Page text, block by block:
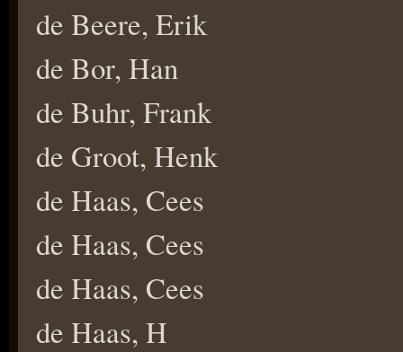
de Beere, Erik
de Bor, Han
de Buhr, Frank
de Groot, Henk
de Haas, Cees
de Haas, Cees
de Haas, Cees
de Haas, H